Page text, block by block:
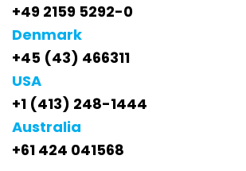
+49 2159 5292-0
Denmark
+45 (43) 466311
USA
+1 (413) 248-1444
Australia
+61 424 041568